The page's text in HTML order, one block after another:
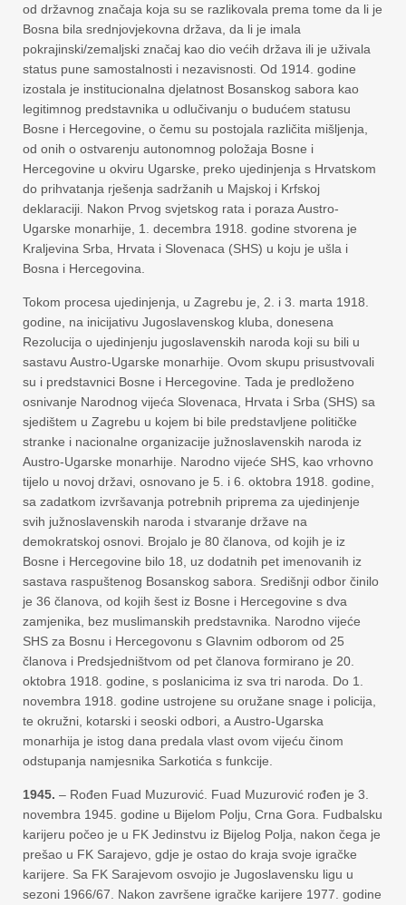
od državnog značaja koja su se razlikovala prema tome da li je
Bosna bila srednjovjekovna država, da li je imala
pokrajinski/zemaljski značaj kao dio većih država ili je uživala
status pune samostalnosti i nezavisnosti. Od 1914. godine
izostala je institucionalna djelatnost Bosanskog sabora kao
legitimnog predstavnika u odlučivanju o budućem statusu
Bosne i Hercegovine, o čemu su postojala različita mišljenja,
od onih o ostvarenju autonomnog položaja Bosne i
Hercegovine u okviru Ugarske, preko ujedinjenja s Hrvatskom
do prihvatanja rješenja sadržanih u Majskoj i Krfskoj
deklaraciji. Nakon Prvog svjetskog rata i poraza Austro-
Ugarske monarhije, 1. decembra 1918. godine stvorena je
Kraljevina Srba, Hrvata i Slovenaca (SHS) u koju je ušla i
Bosna i Hercegovina.
Tokom procesa ujedinjenja, u Zagrebu je, 2. i 3. marta 1918.
godine, na inicijativu Jugoslavenskog kluba, donesena
Rezolucija o ujedinjenju jugoslavenskih naroda koji su bili u
sastavu Austro-Ugarske monarhije. Ovom skupu prisustvovali
su i predstavnici Bosne i Hercegovine. Tada je predloženo
osnivanje Narodnog vijeća Slovenaca, Hrvata i Srba (SHS) sa
sjedištem u Zagrebu u kojem bi bile predstavljene političke
stranke i nacionalne organizacije južnoslavenskih naroda iz
Austro-Ugarske monarhije. Narodno vijeće SHS, kao vrhovno
tijelo u novoj državi, osnovano je 5. i 6. oktobra 1918. godine,
sa zadatkom izvršavanja potrebnih priprema za ujedinjenje
svih južnoslavenskih naroda i stvaranje države na
demokratskoj osnovi. Brojalo je 80 članova, od kojih je iz
Bosne i Hercegovine bilo 18, uz dodatnih pet imenovanih iz
sastava raspuštenog Bosanskog sabora. Središnji odbor činilo
je 36 članova, od kojih šest iz Bosne i Hercegovine s dva
zamjenika, bez muslimanskih predstavnika. Narodno vijeće
SHS za Bosnu i Hercegovonu s Glavnim odborom od 25
članova i Predsjedništvom od pet članova formirano je 20.
oktobra 1918. godine, s poslanicima iz sva tri naroda. Do 1.
novembra 1918. godine ustrojene su oružane snage i policija,
te okružni, kotarski i seoski odbori, a Austro-Ugarska
monarhija je istog dana predala vlast ovom vijeću činom
odstupanja namjesnika Sarkotića s funkcije.
1945. – Rođen Fuad Muzurović. Fuad Muzurović rođen je 3.
novembra 1945. godine u Bijelom Polju, Crna Gora. Fudbalsku
karijeru počeo je u FK Jedinstvu iz Bijelog Polja, nakon čega je
prešao u FK Sarajevo, gdje je ostao do kraja svoje igračke
karijere. Sa FK Sarajevom osvojio je Jugoslavensku ligu u
sezoni 1966/67. Nakon završene igračke karijere 1977. godine